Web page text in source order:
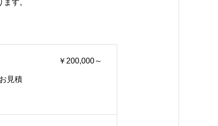
す。
￥200,000～